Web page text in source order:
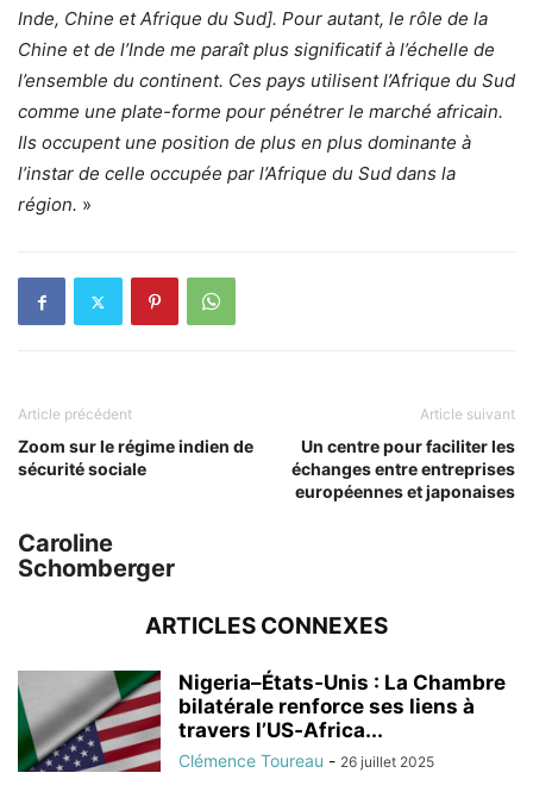
Inde, Chine et Afrique du Sud]. Pour autant, le rôle de la
Chine et de l’Inde me paraît plus significatif à l’échelle de
l’ensemble du continent. Ces pays utilisent l’Afrique du Sud
comme une plate-forme pour pénétrer le marché africain.
Ils occupent une position de plus en plus dominante à
l’instar de celle occupée par l’Afrique du Sud dans la
région. »
Article précédent
Zoom sur le régime indien de
sécurité sociale
Article suivant
Un centre pour faciliter les
échanges entre entreprises
européennes et japonaises
Caroline
Schomberger
ARTICLES CONNEXES
Nigeria–États‑Unis : La Chambre
bilatérale renforce ses liens à
travers l’US‑Africa...
Clémence Toureau - 26 juillet 2025